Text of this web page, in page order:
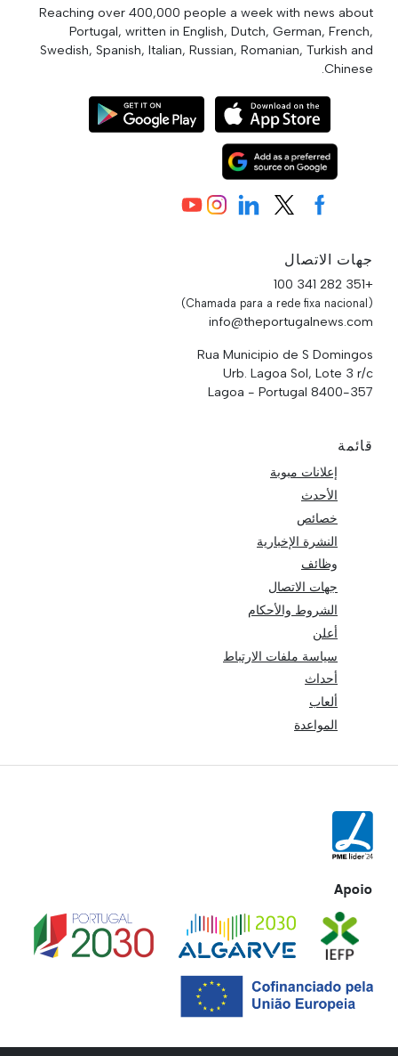
Reaching over 400,000 people a week with news about
Portugal, written in English, Dutch, German, French,
Swedish, Spanish, Italian, Russian, Romanian, Turkish and
Chinese.
جهات الاتصال
+351 282 341 100
(Chamada para a rede fixa nacional)
info@theportugalnews.com
Rua Municipio de S Domingos
Urb. Lagoa Sol, Lote 3 r/c
8400-357 Lagoa - Portugal
قائمة
إعلانات مبوبة
الأحدث
خصائص
النشرة الإخبارية
وظائف
جهات الاتصال
الشروط والأحكام
أعلن
سياسة ملفات الارتباط
أحداث
ألعاب
المواعدة
Apoio